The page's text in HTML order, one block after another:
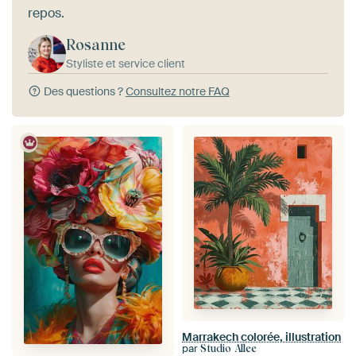
repos.
Rosanne
Styliste et service client
Des questions ?Consultez notre FAQ
Marrakech colorée, illustration
par Studio Allee